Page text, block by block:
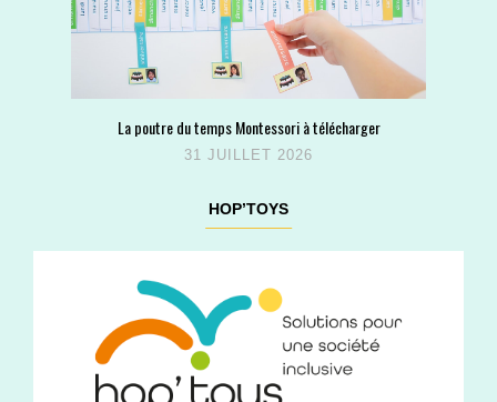
La poutre du temps Montessori à télécharger
31 JUILLET 2026
HOP’TOYS